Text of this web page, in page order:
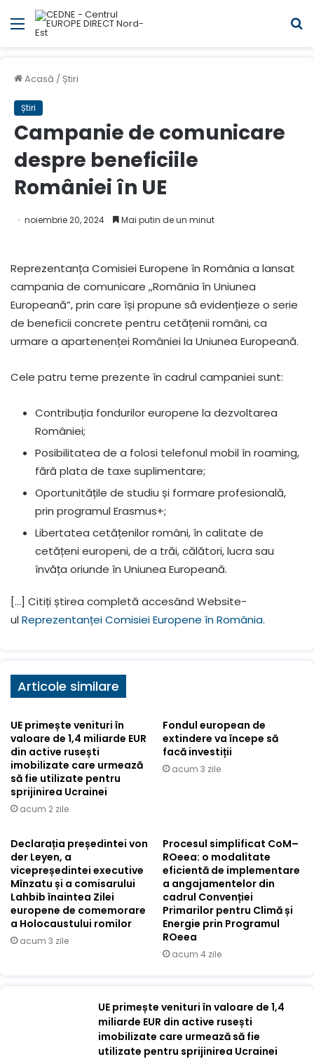
Meniul
Acasă / Știri
Știri
Campanie de comunicare
despre beneficiile
României în UE
noiembrie 20, 2024 Mai putin de un minut
Reprezentanța Comisiei Europene în România a lansat
campania de comunicare ,,România în Uniunea
Europeană”, prin care își propune să evidențieze o serie
de beneficii concrete pentru cetățenii români, ca
urmare a apartenenței României la Uniunea Europeană.
Cele patru teme prezente în cadrul campaniei sunt:
Contribuția fondurilor europene la dezvoltarea
României;
Posibilitatea de a folosi telefonul mobil în roaming,
fără plata de taxe suplimentare;
Oportunitățile de studiu și formare profesională,
prin programul Erasmus+;
Libertatea cetățenilor români, în calitate de
cetățeni europeni, de a trăi, călători, lucra sau
învăța oriunde în Uniunea Europeană.
[…] Citiți știrea completă accesând Website-
ulReprezentanței Comisiei Europene în România.
Articole similare
UE primește venituri în
valoare de 1,4 miliarde EUR
din active rusești
imobilizate care urmează
să fie utilizate pentru
sprijinirea Ucrainei
acum 2 zile
Fondul european de
extindere va începe să
facă investiții
acum 3 zile
Declarația președintei von
der Leyen, a
vicepreședintei executive
Mînzatu și a comisarului
Lahbib înaintea Zilei
europene de comemorare
a Holocaustului romilor
acum 3 zile
Procesul simplificat CoM–
ROeea: o modalitate
eficientă de implementare
a angajamentelor din
cadrul Convenției
Primarilor pentru Climă și
Energie prin Programul
ROeea
acum 4 zile
UE primește venituri în valoare de 1,4
miliarde EUR din active rusești
imobilizate care urmează să fie
utilizate pentru sprijinirea Ucrainei